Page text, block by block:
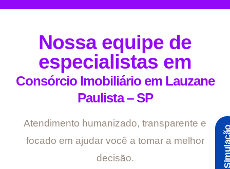
Nossa equipe de
especialistas em
Consórcio Imobiliário em Lauzane
Paulista – SP
Atendimento humanizado, transparente e
focado em ajudar você a tomar a melhor
decisão.